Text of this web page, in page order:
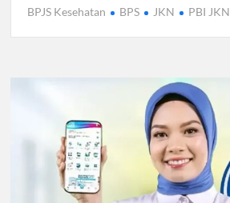
BPJS Kesehatan BPS JKN PBI JKN